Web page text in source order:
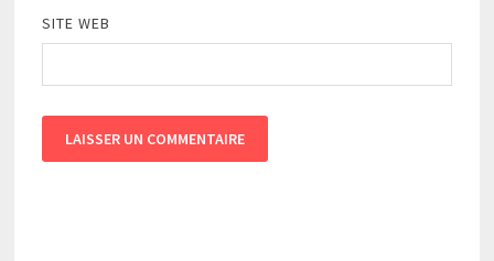
SITE WEB